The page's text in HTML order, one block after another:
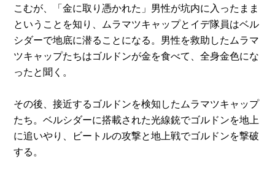
こむが、「金に取り憑かれた」男性が坑内に入ったまま
ということを知り、ムラマツキャップとイデ隊員はベル
シダーで地底に潜ることになる。男性を救助したムラマ
ツキャップたちはゴルドンが金を食べて、全身金色にな
ったと聞く。
その後、接近するゴルドンを検知したムラマツキャップ
たち。ベルシダーに搭載された光線銃でゴルドンを地上
に追いやり、ビートルの攻撃と地上戦でゴルドンを撃破
する。